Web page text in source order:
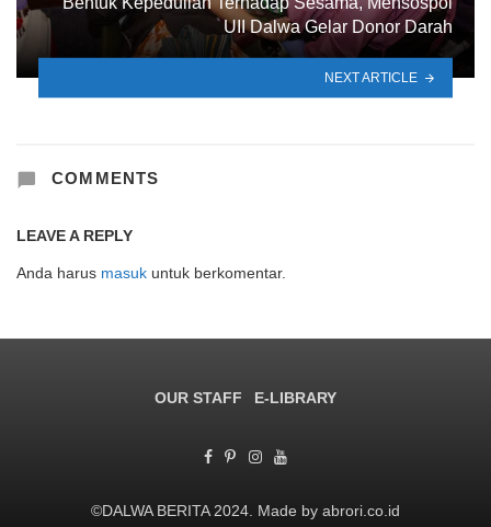
UII Dalwa Gelar Donor Darah
NEXT ARTICLE
COMMENTS
LEAVE A REPLY
Anda harus masuk untuk berkomentar.
OUR STAFF E-LIBRARY
©DALWA BERITA 2024. Made by abrori.co.id